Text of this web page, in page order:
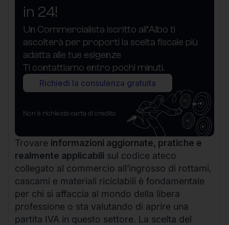
in 24!
Un Commercialista iscritto all’Albo ti
ascolterà per proporti la scelta fiscale più
adatta alle tue esigenze
Ti contattiamo entro pochi minuti.
Richiedi la consulenza gratuita
Non è richiesta carta di credito
Trovare informazioni aggiornate, pratiche e
realmente applicabili sul codice ateco
collegato al commercio all’ingrosso di rottami,
cascami e materiali riciclabili è fondamentale
per chi si affaccia al mondo della libera
professione o sta valutando di aprire una
partita IVA in questo settore. La scelta del